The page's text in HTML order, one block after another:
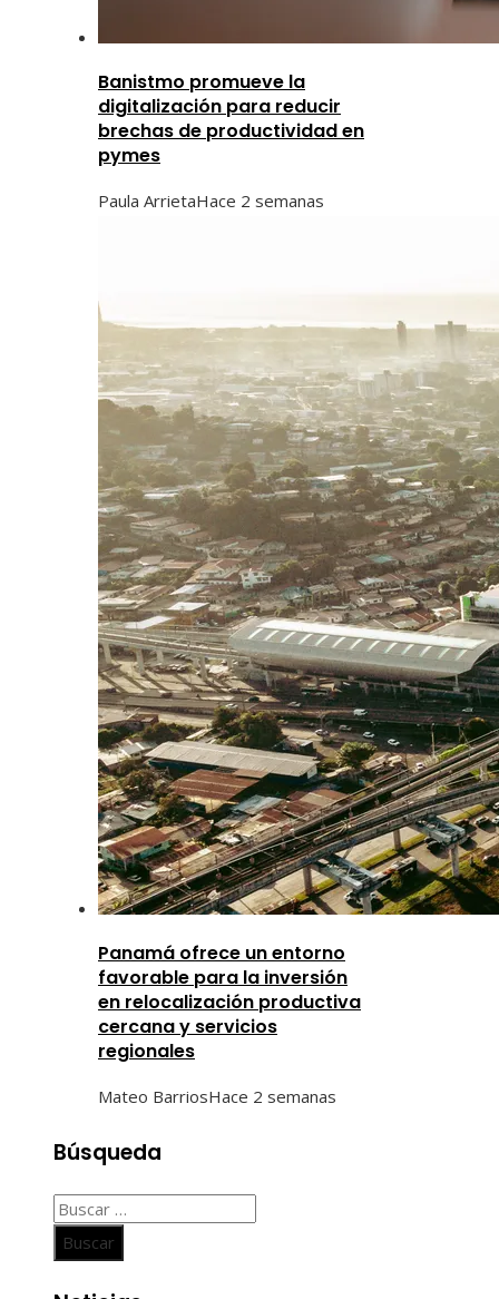
Banistmo promueve la
digitalización para reducir
brechas de productividad en
pymes
Paula ArrietaHace 2 semanas
Panamá ofrece un entorno
favorable para la inversión
en relocalización productiva
cercana y servicios
regionales
Mateo BarriosHace 2 semanas
Búsqueda
Buscar: